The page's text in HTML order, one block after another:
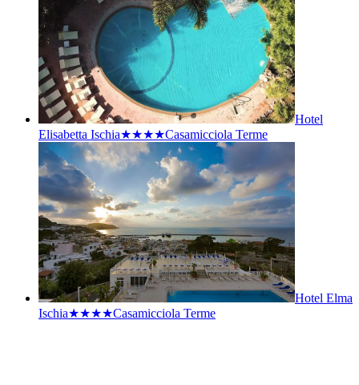
Hotel
Elisabetta Ischia★★★★Casamicciola Terme
Hotel Elma
Ischia★★★★Casamicciola Terme